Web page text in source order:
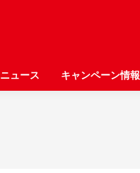
ニュース キャンペーン情報
ニュース キャンペーン情報